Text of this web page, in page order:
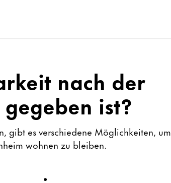
nach der
ist?
gibt es verschiedene Möglichkeiten, um
wohnen zu bleiben.